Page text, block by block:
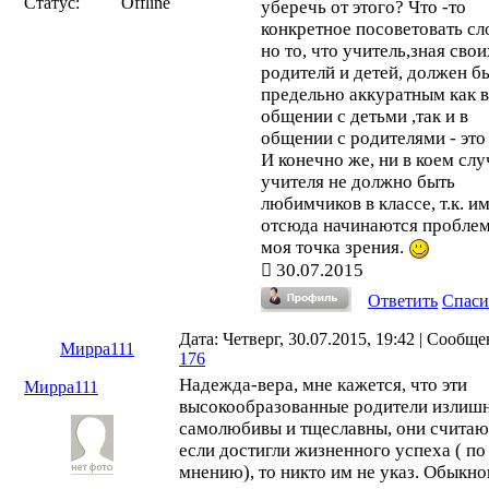
оскорбления. Мама
собиралась идти к юристу,
конфликт удалось погасить.
Учительница в этой
делала попытки изъять
так сказать уничтожить
уберечь от этого? Что -то
конкретное посоветовать
но то, что учитель,зная
родителй и детей, должен
предельно аккуратным как в
общении с детьми ,так и в
общении с родителями - это
И конечно же, ни в коем
учителя не должно быть
любимчиков в классе, т.к.
отсюда начинаются
моя точка зрения.
30.07.2015
Ответить
Мирра111
Дата: Четверг, 30.07.2015, 19:42 |
176
Мирра111
Надежда-вера, мне кажется, что эти
высокообразованные родители
самолюбивы и тщеславны, они
если достигли жизненного успеха (
мнению), то никто им не указ.